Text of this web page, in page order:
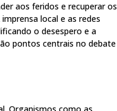
aos feridos e recuperar os
local e as redes
o desespero e a
pontos centrais no debate
Organismos como as